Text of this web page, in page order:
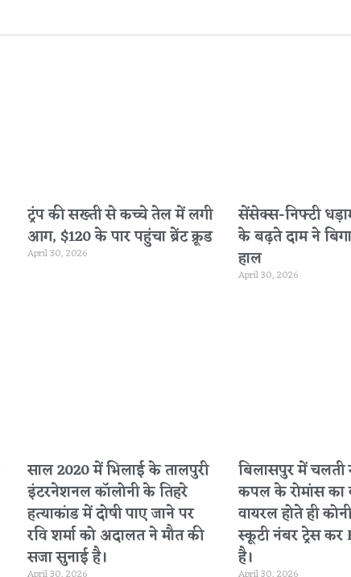
ट्रंप की सख्ती से कच्चे तेल में लगी
आग, $120 के पार पहुंचा ब्रेंट क्रूड
April 30, 2026
सेंसेक्स-निफ्टी
के बढ़ते दाम ने
हाल
April 30, 2026
साल 2020 में भिलाई के तालपुरी
इंटरनेशनल कॉलोनी के तिहरे
हत्याकांड में दोषी पाए जाने पर
रवि शर्मा को अदालत ने मौत की
सजा सुनाई है।
बिलासपुर में चलती
कपल के रोमांस का
वायरल होते ही
स्कूटी नंबर ट्रेस कर
है।